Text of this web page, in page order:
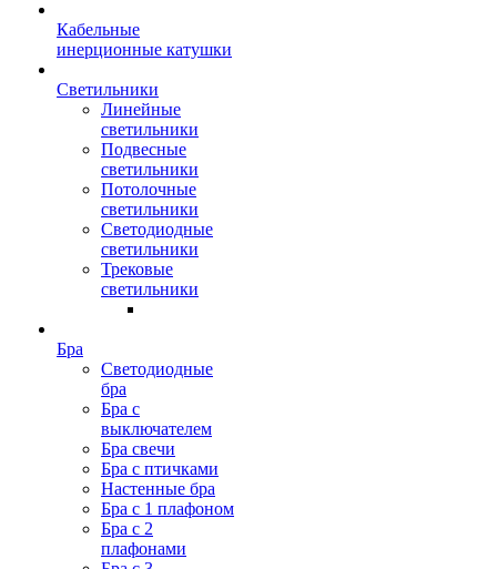
Кабельные
инерционные катушки
Светильники
Линейные
светильники
Подвесные
светильники
Потолочные
светильники
Светодиодные
светильники
Трековые
светильники
Бра
Светодиодные
бра
Бра с
выключателем
Бра свечи
Бра с птичками
Настенные бра
Бра с 1 плафоном
Бра с 2
плафонами